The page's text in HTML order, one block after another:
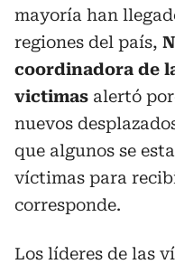
mayoría han
regiones del país,
coordinadora de
victimas alertó
nuevos
que algunos se
víctimas para
corresponde.
Los líderes de las